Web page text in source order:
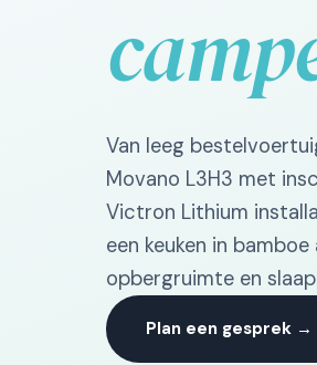
Van leeg
Movano L3H3 met
Victron Lithium
een keuken in
opbergruimte en
Plan een gesprek →